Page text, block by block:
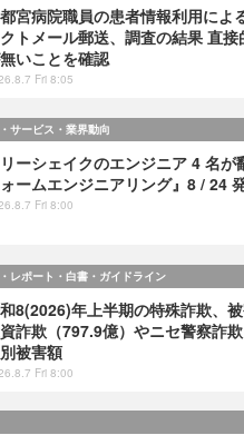
宮病院職員の患者情報利用によ
トメール郵送、調査の結果 直
いことを確認
Fri 8:05
サービス・業界動向
ーシェイクのエンジニア 4 名が
ームエンジニアリング』8 / 24
Fri 8:00
レポート・白書・ガイドライン
8(2026)年上半期の特殊詐欺、
詐欺（797.9億）やニセ警察詐
被害額
Fri 8:00